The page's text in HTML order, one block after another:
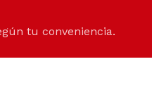
tu conveniencia.